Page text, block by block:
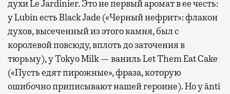
духи Le Jardinier. Это не первый аромат в ее честь:
у Lubin есть Black Jade («Черный нефрит»: флакон
духов, высеченный из этого камня, был с
королевой повсюду, вплоть до заточения в
тюрьму), у Tokyo Milk — ваниль Let Them Eat Cake
(«Пусть едят пирожные», фраза, которую
ошибочно приписывают нашей героине). Но у ānti